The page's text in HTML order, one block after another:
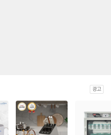
광고